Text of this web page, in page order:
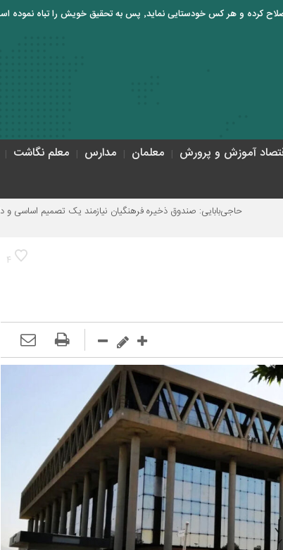
آموزش و پرورش معلمان مدارس معلم نگاشت
صندوق ذخیره فرهنگیان نیازمند یک تصمیم اساسی و دائمی است
4